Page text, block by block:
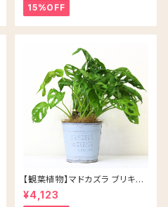
15%OFF
【観葉植物】マドカズラ ブリキ缶
5号 鉢カラー/ブルー
¥4,123